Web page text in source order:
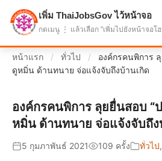
แบ่งปันโอกาส เพื่ออนาคตที่ก้าวหน้า
หน้าแรก / ทั่วไป /
องค์กรคนพิการ
ดูหมิ่น ด้านทนาย จ่อแจ้งจับถึงบ้านเกิด
องค์กรคนพิการ ลุยยื่นสอบ “
หมิ่น ด้านทนาย จ่อแจ้งจับถึง
5 กุมภาพันธ์ 2021 109 ครั้ง ทั่วไป,
เพิ่ม ThaiJobsGov ไว้หน้าจอ
กดเมนู ⋮ แล้วเลือก "เพิ่มไปยังหน้าจอโ